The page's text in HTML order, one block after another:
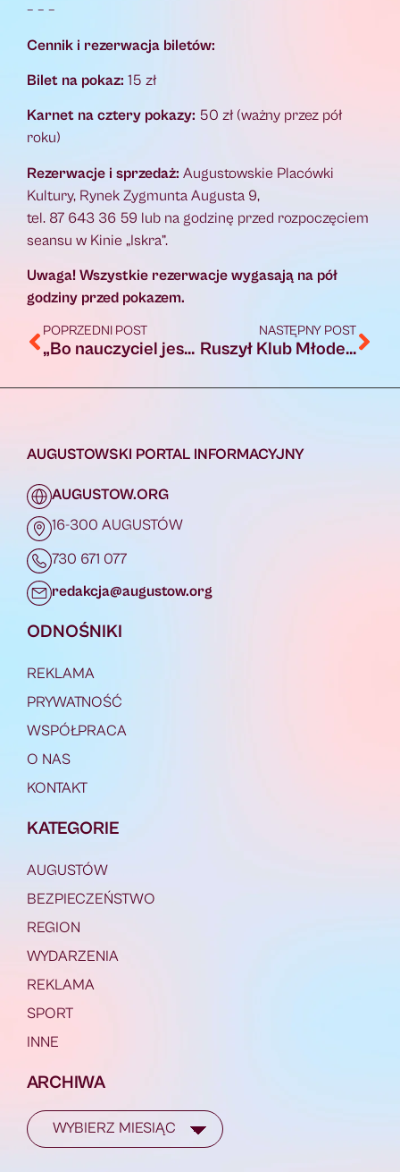
– – –
Cennik i rezerwacja biletów:
Bilet na pokaz: 15 zł
Karnet na cztery pokazy: 50 zł (ważny przez pół
roku)
Rezerwacje i sprzedaż: Augustowskie Placówki
Kultury, Rynek Zygmunta Augusta 9,
tel. 87 643 36 59 lub na godzinę przed rozpoczęciem
seansu w Kinie „Iskra”.
Uwaga! Wszystkie rezerwacje wygasają na pół
godziny przed pokazem.
POPRZEDNI POST
„Bo nauczyciel jest kapitanem…”
NASTĘPNY POST
Ruszył Klub Młodego Odkrywcy przy Miejskiej Bibliotece Publicznej w Augustowie
AUGUSTOWSKI PORTAL INFORMACYJNY
AUGUSTOW.ORG
16-300 AUGUSTÓW
730 671 077
redakcja@augustow.org
ODNOŚNIKI
REKLAMA
PRYWATNOŚĆ
WSPÓŁPRACA
O NAS
KONTAKT
KATEGORIE
AUGUSTÓW
BEZPIECZEŃSTWO
REGION
WYDARZENIA
REKLAMA
SPORT
INNE
ARCHIWA